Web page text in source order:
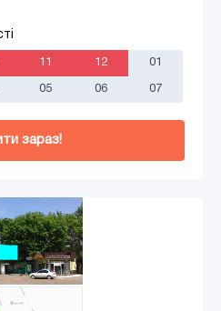
11 12 01
05 06 07
зараз!